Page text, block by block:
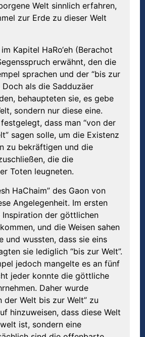
Welt sinnlich erfahren,
zur Erde zu dieser Welt
im Kapitel HaRo‘eh (Berachot
erwähnt, den die
sprachen und der “bis zur
Doch als die Sadduzäer
behaupteten sie, es gebe
sondern nur diese eine.
dass man “von der
sagen solle, um die Existenz
zu bekräftigen und die
die die
Toten leugneten.
HaChaim” des Gaon von
Angelegenheit. Im ersten
Inspiration der göttlichen
und die Weisen sahen
und wussten, dass sie eins
sie lediglich “bis zur Welt”.
jedoch mangelte es an fünf
jeder konnte die göttliche
Daher wurde
der Welt bis zur Welt” zu
hinzuweisen, dass diese Welt
ist, sondern eine